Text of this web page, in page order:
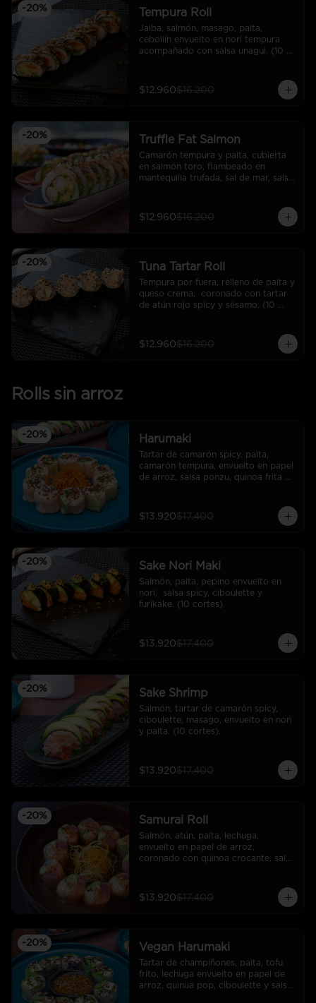
-20% Tempura Roll
Jaiba, salmón, masago, palta,
cebollín envuelto en nori tempura
acompañado con salsa unagui. (10
$12.960$16.200
-20% Truffle Fat Salmon
Camarón tempura y palta, cubierta
en salmón toro, flambeado en
mantequilla trufada, sal de mar, salsa
$12.960$16.200
-20% Tuna Tartar Roll
Tempura por fuera, relleno de palta y
queso crema,  coronado con tartar
de atún rojo spicy y sésamo. (10
$12.960$16.200
Rolls sin arroz
-20% Harumaki
Tartar de camarón spicy, palta,
camarón tempura, envuelto en papel
de arroz, salsa ponzu, quinoa frita y
$13.920$17.400
-20% Sake Nori Maki
Salmón, palta, pepino envuelto en
nori,  salsa spicy, ciboulette y
furikake. (10 cortes).
$13.920$17.400
-20% Sake Shrimp
Salmón, tartar de camarón spicy,
ciboulette, masago, envuelto en nori
y palta. (10 cortes).
$13.920$17.400
-20% Samurai Roll
Salmón, atún, palta, lechuga,
envuelto en papel de arroz,
coronado con quinoa crocante, salsa
$13.920$17.400
-20% Vegan Harumaki
Tartar de champiñones, palta, tofu
frito, lechuga envuelto en papel de
arroz, quinua pop, ciboulette y salsa